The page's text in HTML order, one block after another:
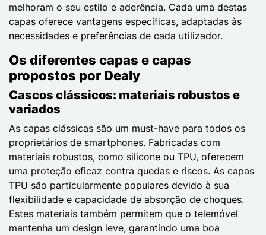
melhoram o seu estilo e aderência. Cada uma destas
capas oferece vantagens específicas, adaptadas às
necessidades e preferências de cada utilizador.
Os diferentes capas e capas
propostos por Dealy
Cascos clássicos: materiais robustos e
variados
As capas clássicas são um must-have para todos os
proprietários de smartphones. Fabricadas com
materiais robustos, como silicone ou TPU, oferecem
uma proteção eficaz contra quedas e riscos. As capas
TPU são particularmente populares devido à sua
flexibilidade e capacidade de absorção de choques.
Estes materiais também permitem que o telemóvel
mantenha um design leve, garantindo uma boa